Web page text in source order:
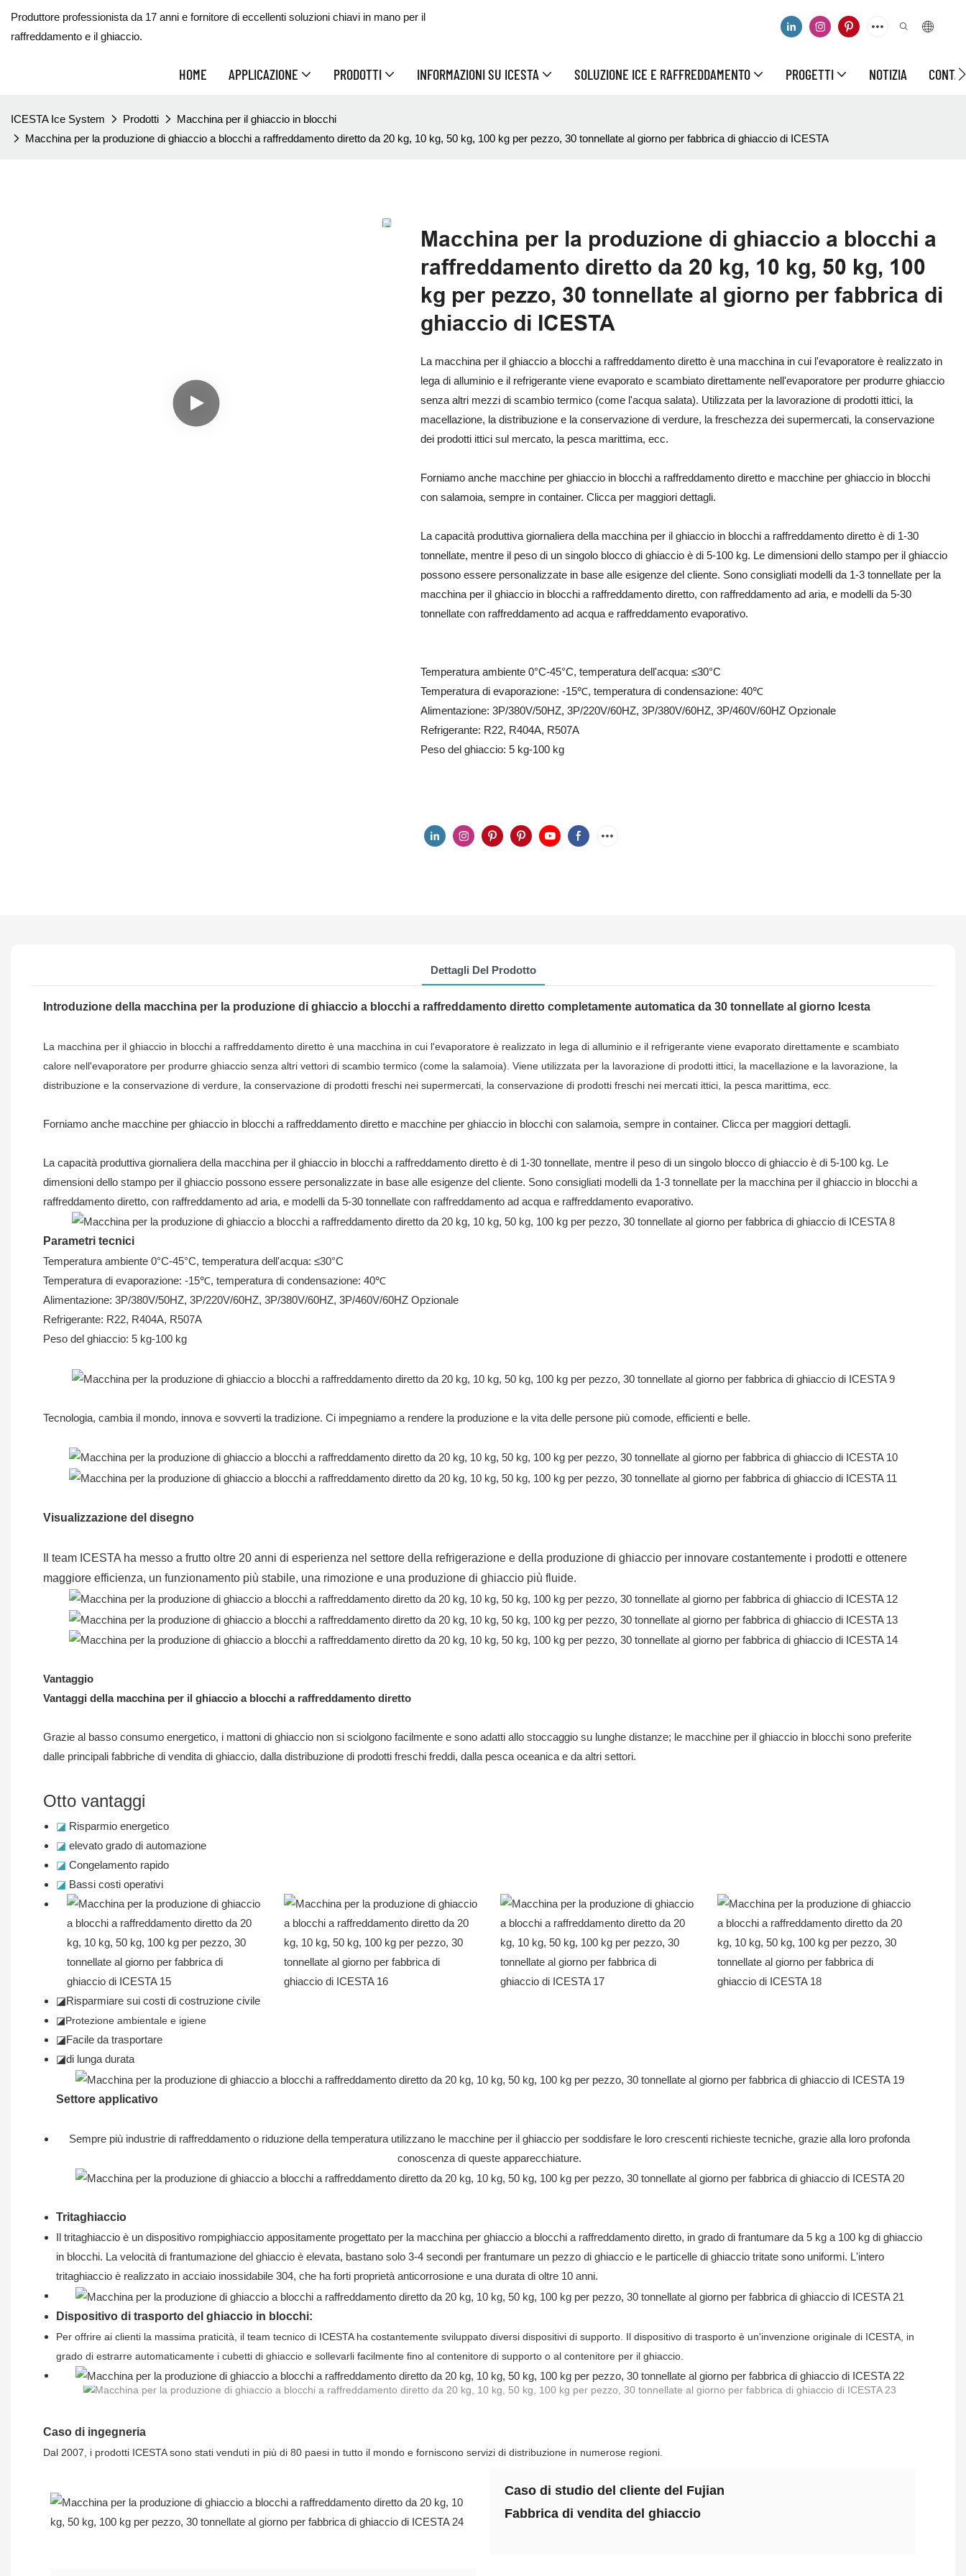
Produttore professionista da 17 anni e fornitore di eccellenti soluzioni chiavi in ​​mano per il
raffreddamento e il ghiaccio.
HOME APPLICAZIONE PRODOTTI INFORMAZIONI SU ICESTA SOLUZIONE ICE E RAFFREDDAMENTO PROGETTI NOTIZIA
ICESTA Ice System Prodotti
Macchina per il ghiaccio in blocchi
Macchina per la produzione di ghiaccio a blocchi a raffreddamento diretto da 20 kg, 10 kg, 50 kg, 100 kg per pezzo, 30 tonnellate al giorno per fabbrica di ghiaccio di ICESTA
Macchina per la produzione di ghiaccio a blocchi a
raffreddamento diretto da 20 kg, 10 kg, 50 kg, 100
kg per pezzo, 30 tonnellate al giorno per fabbrica di
ghiaccio di ICESTA
La macchina per il ghiaccio a blocchi a raffreddamento diretto è una macchina in cui l'evaporatore è realizzato in
lega di alluminio e il refrigerante viene evaporato e scambiato direttamente nell'evaporatore per produrre ghiaccio
senza altri mezzi di scambio termico (come l'acqua salata). Utilizzata per la lavorazione di prodotti ittici, la
macellazione, la distribuzione e la conservazione di verdure, la freschezza dei supermercati, la conservazione
dei prodotti ittici sul mercato, la pesca marittima, ecc.
Forniamo anche macchine per ghiaccio in blocchi a raffreddamento diretto e macchine per ghiaccio in blocchi
con salamoia, sempre in container. Clicca per maggiori dettagli.
La capacità produttiva giornaliera della macchina per il ghiaccio in blocchi a raffreddamento diretto è di 1-30
tonnellate, mentre il peso di un singolo blocco di ghiaccio è di 5-100 kg. Le dimensioni dello stampo per il ghiaccio
possono essere personalizzate in base alle esigenze del cliente. Sono consigliati modelli da 1-3 tonnellate per la
macchina per il ghiaccio in blocchi a raffreddamento diretto, con raffreddamento ad aria, e modelli da 5-30
tonnellate con raffreddamento ad acqua e raffreddamento evaporativo.
Temperatura ambiente 0°C-45°C, temperatura dell'acqua: ≤30°C
Temperatura di evaporazione: -15℃, temperatura di condensazione: 40℃
Alimentazione: 3P/380V/50HZ, 3P/220V/60HZ, 3P/380V/60HZ, 3P/460V/60HZ Opzionale
Refrigerante: R22, R404A, R507A
Peso del ghiaccio: 5 kg-100 kg
Dettagli Del Prodotto
Introduzione della macchina per la produzione di ghiaccio a blocchi a raffreddamento diretto completamente automatica da 30 tonnellate al giorno Icesta
La macchina per il ghiaccio in blocchi a raffreddamento diretto è una macchina in cui l'evaporatore è realizzato in lega di alluminio e il refrigerante viene evaporato direttamente e scambiato
calore nell'evaporatore per produrre ghiaccio senza altri vettori di scambio termico (come la salamoia). Viene utilizzata per la lavorazione di prodotti ittici, la macellazione e la lavorazione, la
distribuzione e la conservazione di verdure, la conservazione di prodotti freschi nei supermercati, la conservazione di prodotti freschi nei mercati ittici, la pesca marittima, ecc.
Forniamo anche macchine per ghiaccio in blocchi a raffreddamento diretto e macchine per ghiaccio in blocchi con salamoia, sempre in container. Clicca per maggiori dettagli.
La capacità produttiva giornaliera della macchina per il ghiaccio in blocchi a raffreddamento diretto è di 1-30 tonnellate, mentre il peso di un singolo blocco di ghiaccio è di 5-100 kg. Le
dimensioni dello stampo per il ghiaccio possono essere personalizzate in base alle esigenze del cliente. Sono consigliati modelli da 1-3 tonnellate per la macchina per il ghiaccio in blocchi a
raffreddamento diretto, con raffreddamento ad aria, e modelli da 5-30 tonnellate con raffreddamento ad acqua e raffreddamento evaporativo.
Parametri tecnici
Temperatura ambiente 0°C-45°C, temperatura dell'acqua: ≤30°C
Temperatura di evaporazione: -15℃, temperatura di condensazione: 40℃
Alimentazione: 3P/380V/50HZ, 3P/220V/60HZ, 3P/380V/60HZ, 3P/460V/60HZ Opzionale
Refrigerante: R22, R404A, R507A
Peso del ghiaccio: 5 kg-100 kg
Tecnologia, cambia il mondo, innova e sovverti la tradizione. Ci impegniamo a rendere la produzione e la vita delle persone più comode, efficienti e belle.
Visualizzazione del disegno
Il team ICESTA ha messo a frutto oltre 20 anni di esperienza nel settore della refrigerazione e della produzione di ghiaccio per innovare costantemente i prodotti e ottenere
maggiore efficienza, un funzionamento più stabile, una rimozione e una produzione di ghiaccio più fluide.
Vantaggio
Vantaggi della macchina per il ghiaccio a blocchi a raffreddamento diretto
Grazie al basso consumo energetico, i mattoni di ghiaccio non si sciolgono facilmente e sono adatti allo stoccaggio su lunghe distanze; le macchine per il ghiaccio in blocchi sono preferite
dalle principali fabbriche di vendita di ghiaccio, dalla distribuzione di prodotti freschi freddi, dalla pesca oceanica e da altri settori.
Otto vantaggi
◪ Risparmio energetico
◪ elevato grado di automazione
◪ Congelamento rapido
◪ Bassi costi operativi
◪Risparmiare sui costi di costruzione civile
◪Protezione ambientale e igiene
◪Facile da trasportare
◪di lunga durata
Settore applicativo
Sempre più industrie di raffreddamento o riduzione della temperatura utilizzano le macchine per il ghiaccio per soddisfare le loro crescenti richieste tecniche, grazie alla loro profonda
conoscenza di queste apparecchiature.
Tritaghiaccio
Il tritaghiaccio è un dispositivo rompighiaccio appositamente progettato per la macchina per ghiaccio a blocchi a raffreddamento diretto, in grado di frantumare da 5 kg a 100 kg di ghiaccio
in blocchi. La velocità di frantumazione del ghiaccio è elevata, bastano solo 3-4 secondi per frantumare un pezzo di ghiaccio e le particelle di ghiaccio tritate sono uniformi. L'intero
tritaghiaccio è realizzato in acciaio inossidabile 304, che ha forti proprietà anticorrosione e una durata di oltre 10 anni.
Dispositivo di trasporto del ghiaccio in blocchi:
Per offrire ai clienti la massima praticità, il team tecnico di ICESTA ha costantemente sviluppato diversi dispositivi di supporto. Il dispositivo di trasporto è un'invenzione originale di ICESTA, in
grado di estrarre automaticamente i cubetti di ghiaccio e sollevarli facilmente fino al contenitore di supporto o al contenitore per il ghiaccio.
Caso di ingegneria
Dal 2007, i prodotti ICESTA sono stati venduti in più di 80 paesi in tutto il mondo e forniscono servizi di distribuzione in numerose regioni.
Caso di studio del cliente del Fujian
Fabbrica di vendita del ghiaccio